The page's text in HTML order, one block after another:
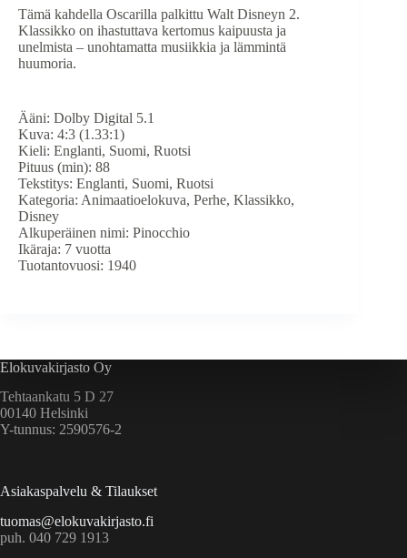
Tämä kahdella Oscarilla palkittu Walt Disneyn 2.
Klassikko on ihastuttava kertomus kaipuusta ja
unelmista – unohtamatta musiikkia ja lämmintä
huumoria.
Ääni: Dolby Digital 5.1
Kuva: 4:3 (1.33:1)
Kieli: Englanti, Suomi, Ruotsi
Pituus (min): 88
Tekstitys: Englanti, Suomi, Ruotsi
Kategoria: Animaatioelokuva, Perhe, Klassikko,
Disney
Alkuperäinen nimi: Pinocchio
Ikäraja: 7 vuotta
Tuotantovuosi: 1940
Elokuvakirjasto Oy
Tehtaankatu 5 D 27
00140 Helsinki
Y-tunnus: 2590576-2
Asiakaspalvelu & Tilaukset
tuomas@elokuvakirjasto.fi
puh. 040 729 1913